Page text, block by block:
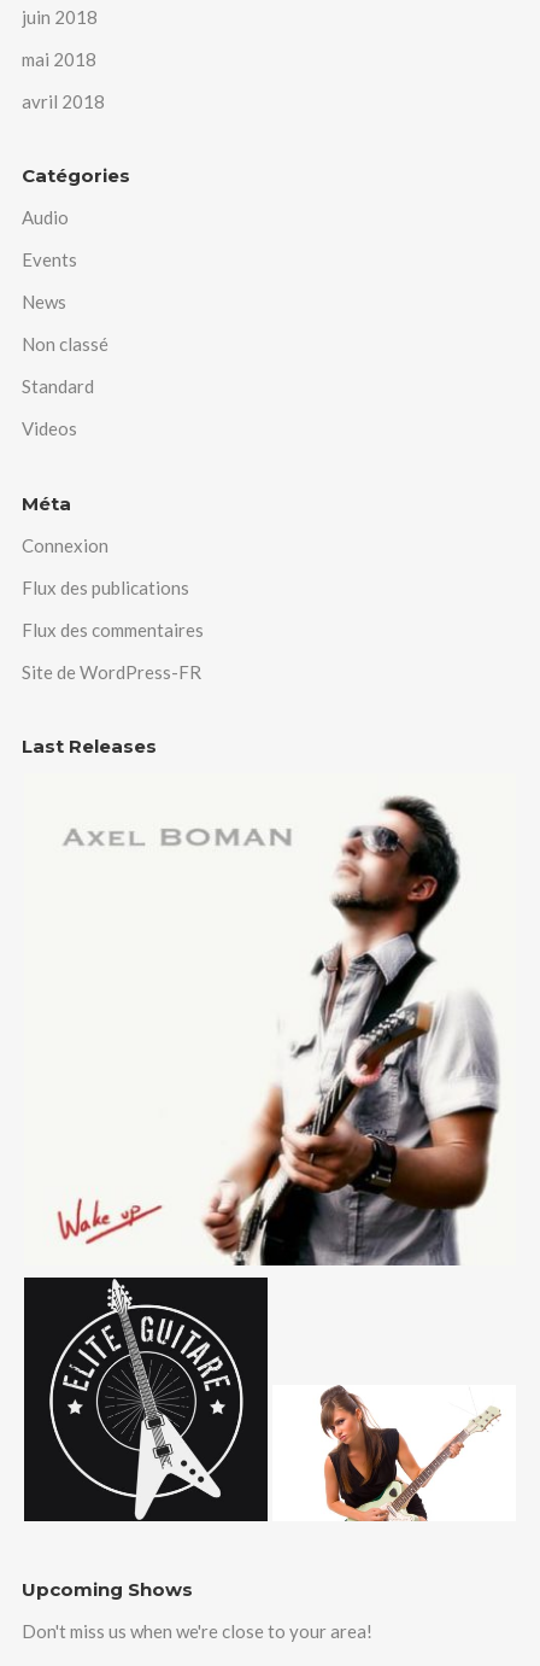
juin 2018
mai 2018
avril 2018
Catégories
Audio
Events
News
Non classé
Standard
Videos
Méta
Connexion
Flux des publications
Flux des commentaires
Site de WordPress-FR
Last Releases
Upcoming Shows
Don't miss us when we're close to your area!